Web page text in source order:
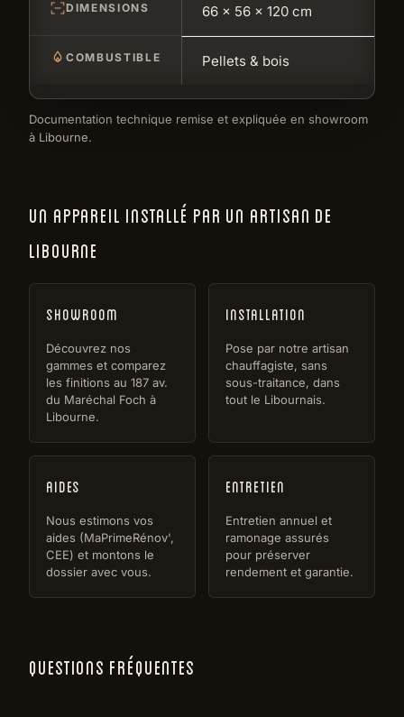
DIMENSIONS 66 × 56 × 120 cm
COMBUSTIBLE Pellets & bois
Documentation technique remise et expliquée en showroom
à Libourne.
UN APPAREIL INSTALLÉ PAR UN ARTISAN DE
LIBOURNE
Showroom
Découvrez nos
gammes et comparez
les finitions au 187 av.
du Maréchal Foch à
Libourne.
Installation
Pose par notre artisan
chauffagiste, sans
sous-traitance, dans
tout le Libournais.
Aides
Nous estimons vos
aides (MaPrimeRénov',
CEE) et montons le
dossier avec vous.
Entretien
Entretien annuel et
ramonage assurés
pour préserver
rendement et garantie.
QUESTIONS FRÉQUENTES